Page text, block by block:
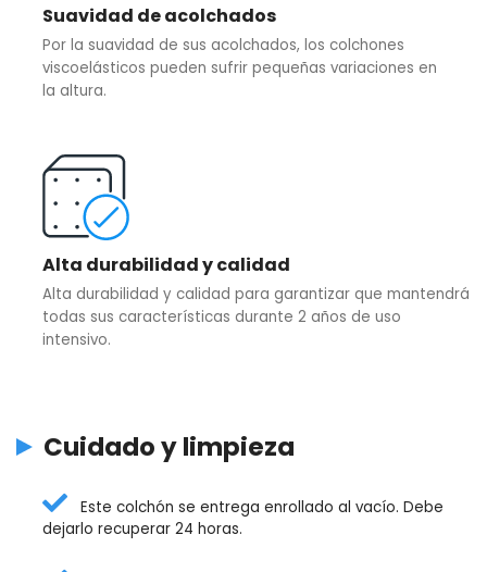
Suavidad de acolchados
Por la suavidad de sus acolchados, los colchones
viscoelásticos pueden sufrir pequeñas variaciones en
la altura.
Alta durabilidad y calidad
Alta durabilidad y calidad para garantizar que mantendrá
todas sus características durante 2 años de uso
intensivo.
Cuidado y limpieza
Este colchón se entrega enrollado al vacío. Debe
dejarlo recuperar 24 horas.